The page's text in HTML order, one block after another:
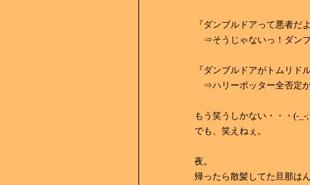
『ダンブルドアって悪者だ
⇒そうじゃないっ！ダン
『ダンブルドアがトムリド
⇒ハリーポッター全否定
もう笑うしかない・・・(-_-
でも、笑えねぇ。
夜。
帰ったら散髪してた旦那は